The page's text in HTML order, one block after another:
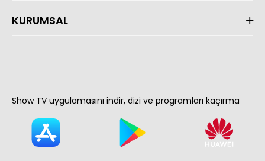
KURUMSAL
Show TV uygulamasını indir, dizi ve programları kaçırma